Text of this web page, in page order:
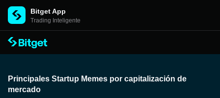
Bitget App
Trading Inteligente
Principales Startup Memes por capitalización de
mercado